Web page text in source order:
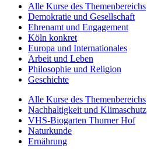
Alle Kurse des Themenbereichs
Demokratie und Gesellschaft
Ehrenamt und Engagement
Köln konkret
Europa und Internationales
Arbeit und Leben
Philosophie und Religion
Geschichte
Alle Kurse des Themenbereichs
Nachhaltigkeit und Klimaschutz
VHS-Biogarten Thurner Hof
Naturkunde
Ernährung